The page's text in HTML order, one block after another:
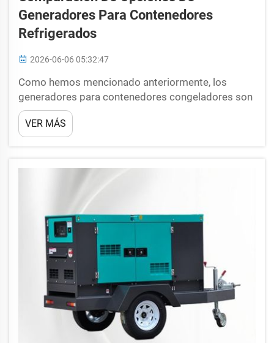
Generadores Para Contenedores
Refrigerados
2026-06-06 05:32:47
Como hemos mencionado anteriormente, los
generadores para contenedores congeladores son
novedosos, pero fundamentales para conservar
productos que deben mantenerse en condiciones
frescas durante su transporte de un lugar a otro, lo
existen diversos generadores para...
VER MÁS